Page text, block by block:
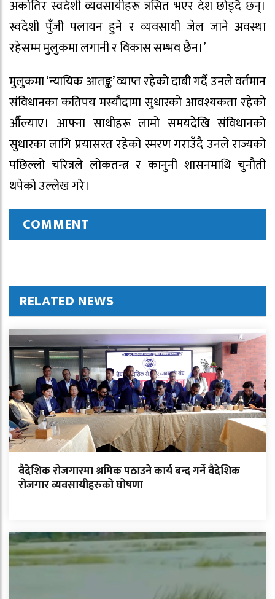
अर्कोतिर स्वदेशी व्यवसायीहरू त्रसित भएर देश छोड्दै छन्।
स्वदेशी पुँजी पलायन हुने र व्यवसायी जेल जाने अवस्था
रहेसम्म मुलुकमा लगानी र विकास सम्भव छैन।’
मुलुकमा ‘न्यायिक आतङ्क’ व्याप्त रहेको दाबी गर्दै उनले वर्तमान
संविधानका कतिपय मस्यौदामा सुधारको आवश्यकता रहेको
औँल्याए। आफ्ना साथीहरू लामो समयदेखि संविधानको
सुधारका लागि प्रयासरत रहेको स्मरण गराउँदै उनले राज्यको
पछिल्लो चरित्रले लोकतन्त्र र कानुनी शासनमाथि चुनौती
थपेको उल्लेख गरे।
COMMENT
RELATED NEWS
वैदेशिक रोजगारमा श्रमिक पठाउने कार्य बन्द गर्ने वैदेशिक
रोजगार व्यवसायीहरुको घोषणा